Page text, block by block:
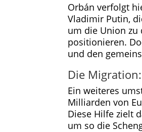
Orbán verfolgt
Vladimir Putin,
um die Union zu
positionieren.
und den
Die
Ein weiteres
Milliarden von
Diese Hilfe zielt
um so die